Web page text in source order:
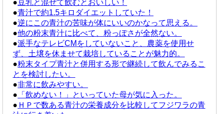
●豆乳と混ぜて飲むとおいしい！
●青汁で約1.5キロダイエットしていた！
●逆にこの青汁の苦味が体にいいのかなって思える。
●他の粉末青汁に比べて、粉っぽさが全然ない。
●派手なテレビCMをしていないこと、農薬を使用せ
ず、土壌を休ませて栽培していることが魅力的。
●粉末タイプ青汁と併用する形で継続して飲んでみるこ
とを検討したい。
●非常に飲みやすい。
● 「飲めない！」といっていた母が気に入った。
● ＨＰで数ある青汁の栄養成分を比較してフジワラの青